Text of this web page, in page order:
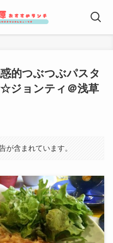
的つぶつぶパスタ
ジョンティ＠浅草
が含まれています。